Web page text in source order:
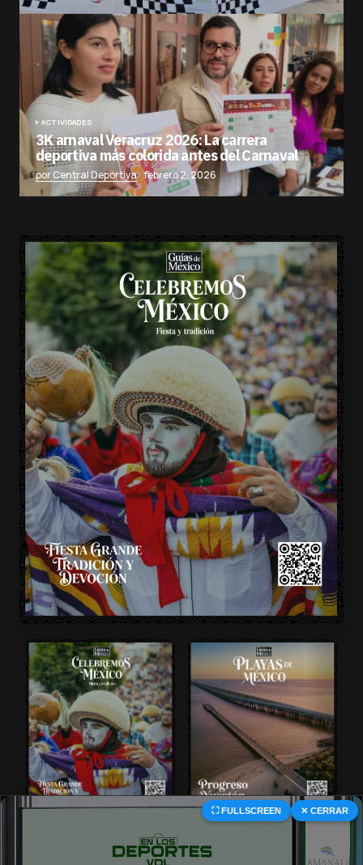
ACTIVIDADES
3K arnaval Veracruz 2026: La carrera
deportiva más colorida antes del Carnaval
por Central Deportiva febrero 2, 2026
⛶ FULLSCREEN ✕ CERRAR